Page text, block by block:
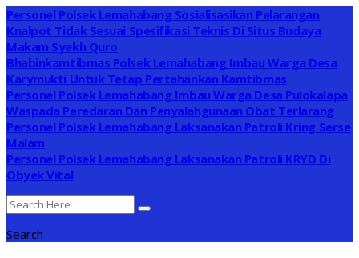
Personel Polsek Lemahabang Sosialisasikan Pelarangan
Knalpot Tidak Sesuai Spesifikasi Teknis Di Situs Budaya
Makam Syekh Quro
Bhabinkamtibmas Polsek Lemahabang Imbau Warga Desa
Karymukti Untuk Tetap Pertahankan Kamtibmas
Personel Polsek Lemahabang Imbau Warga Desa Pulokalapa
Waspada Peredaran Dan Penyalahgunaan Obat Terlarang
Personel Polsek Lemahabang Laksanakan Patroli Kring Serse
Malam
Personel Polsek Lemahabang Laksanakan Patroli KRYD Di
Obyek Vital
Search